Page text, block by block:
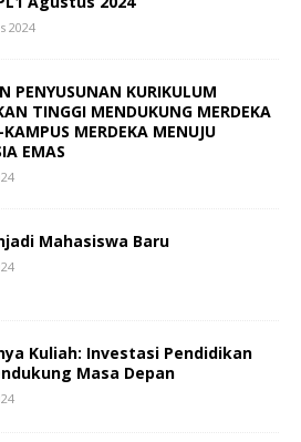
2024
PENYUSUNAN KURIKULUM
TINGGI MENDUKUNG MERDEKA
KAMPUS MERDEKA MENUJU
EMAS
Mahasiswa Baru
Kuliah: Investasi Pendidikan
Masa Depan